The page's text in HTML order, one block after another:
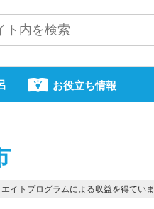
お役立ち情報
イトプログラムによる収益を得ていま